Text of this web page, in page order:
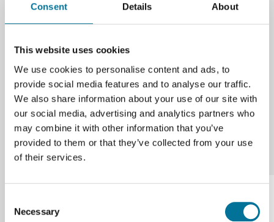
Consent Details About
This website uses cookies
We use cookies to personalise content and ads, to
provide social media features and to analyse our traffic.
We also share information about your use of our site with
our social media, advertising and analytics partners who
may combine it with other information that you’ve
provided to them or that they’ve collected from your use
of their services.
Selection
Necessary
Merk
Merkloos